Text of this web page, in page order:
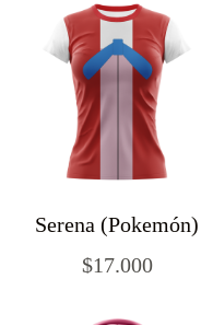
Serena (Pokemón)
$17.000